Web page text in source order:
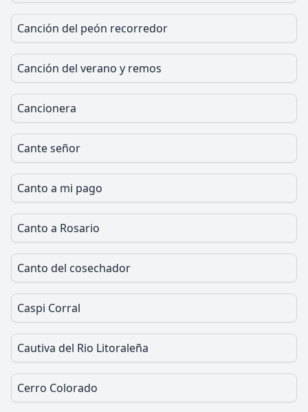
Canción del peón recorredor
Canción del verano y remos
Cancionera
Cante señor
Canto a mi pago
Canto a Rosario
Canto del cosechador
Caspi Corral
Cautiva del Rio Litoraleña
Cerro Colorado